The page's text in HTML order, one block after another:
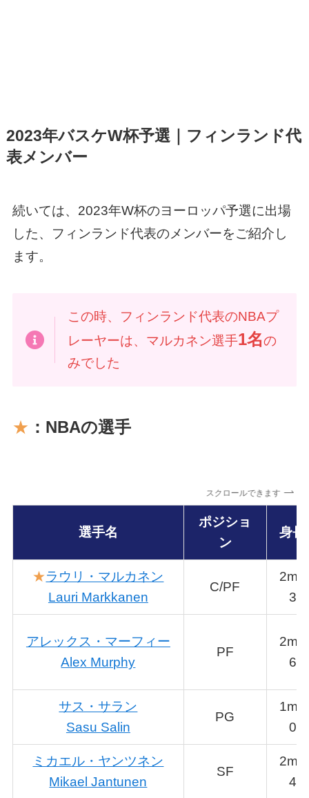
2023年バスケW杯予選｜フィンランド代
表メンバー
続いては、2023年W杯のヨーロッパ予選に出場
した、フィンランド代表のメンバーをご紹介し
ます。
この時、フィンランド代表のNBAプ
レーヤーは、マルカネン選手1名の
みでした
★ ：NBAの選手
スクロールできます
選手名
ポジショ
ン
身長
★ラウリ・マルカネン
Lauri Markkanen
C/PF
2m1
3
アレックス・マーフィー
Alex Murphy
PF
2m0
6
サス・サラン
Sasu Salin
PG
1m9
0
ミカエル・ヤンツネン
Mikael Jantunen
SF
2m0
4